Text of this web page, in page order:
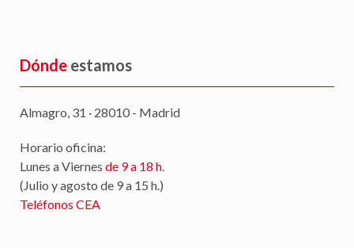
Dónde estamos
Almagro, 31 · 28010 - Madrid
Horario oficina:
Lunes a Viernes de 9 a 18 h.
(Julio y agosto de 9 a 15 h.)
Teléfonos CEA